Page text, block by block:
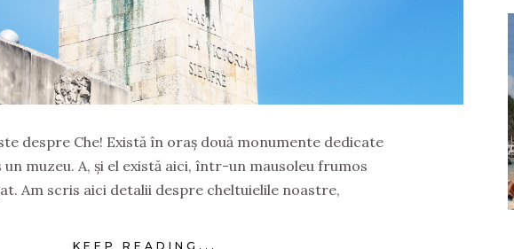
despre Che! Există în oraș două monumente dedicate
un muzeu. A, și el există aici, într-un mausoleu frumos
Am scris aici detalii despre cheltuielile noastre,
KEEP READING...